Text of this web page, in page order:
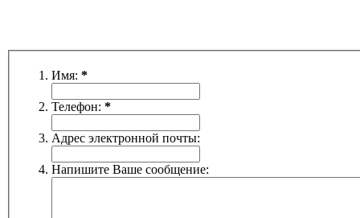
Имя: *
Телефон: *
Адрес электронной почты:
Напишите Ваше сообщение: